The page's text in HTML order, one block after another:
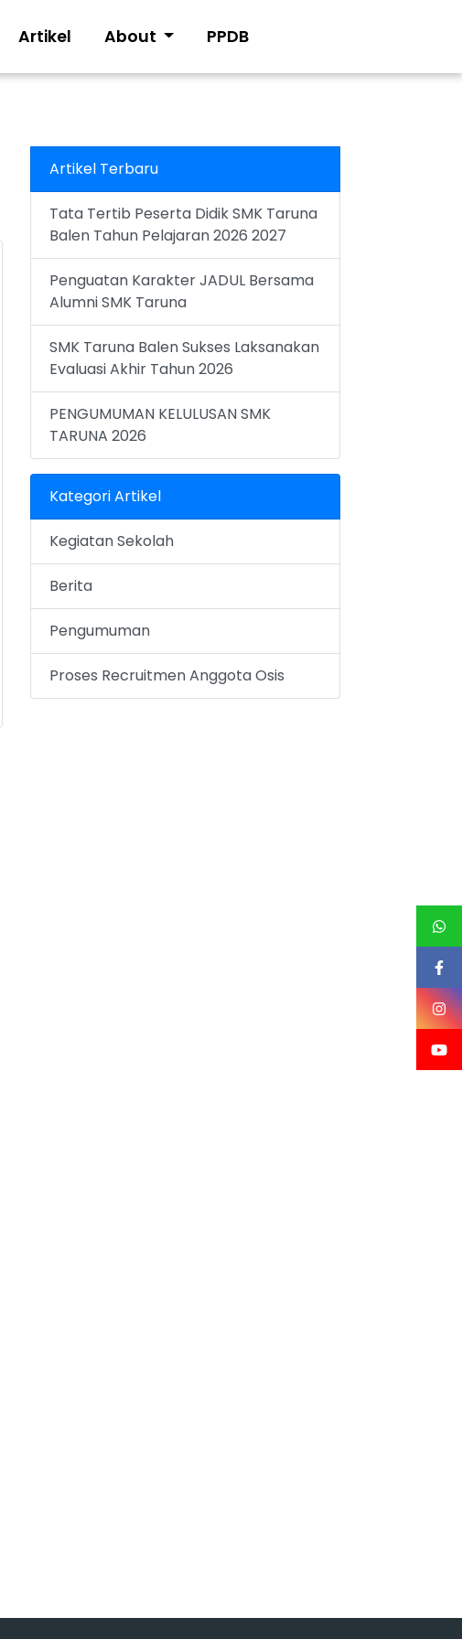
Artikel About PPDB
Artikel Terbaru
Tata Tertib Peserta Didik SMK Taruna
Balen Tahun Pelajaran 2026 2027
Penguatan Karakter JADUL Bersama
Alumni SMK Taruna
SMK Taruna Balen Sukses Laksanakan
Evaluasi Akhir Tahun 2026
PENGUMUMAN KELULUSAN SMK
TARUNA 2026
Kategori Artikel
Kegiatan Sekolah
Berita
Pengumuman
Proses Recruitmen Anggota Osis